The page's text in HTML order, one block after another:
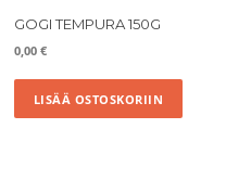
GOGI TEMPURA 150G
0,00€
LISÄÄ OSTOSKORIIN